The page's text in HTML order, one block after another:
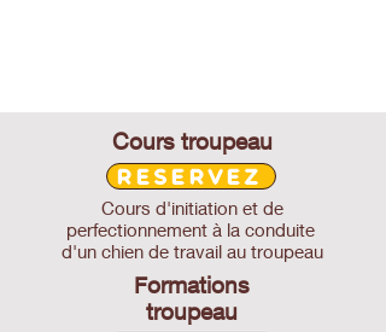
Cours troupeau
RESERVEZ
Cours d'initiation et de
perfectionnement à la conduite
d'un chien de travail au troupeau
Formations
troupeau